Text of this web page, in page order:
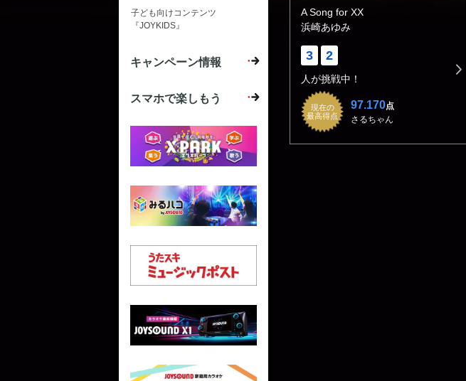
A Song for XX
浜崎あゆみ
3 2
人が挑戦中！
現在の
最高得点
97.170点
さるちゃん
子ども向けコンテンツ
『JOYKIDS』
キャンペーン情報
スマホで楽しもう